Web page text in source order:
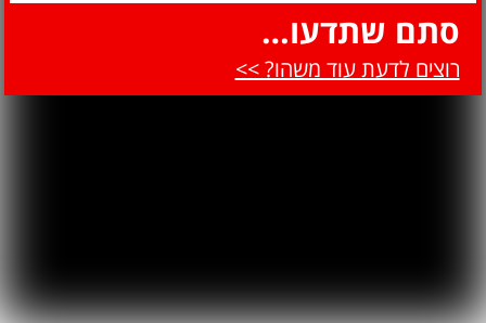
סתם שתדעו…
רוצים לדעת עוד משהו? >>